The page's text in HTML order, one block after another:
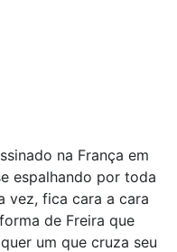
na França em
espalhando por toda
vez, fica cara a cara
de Freira que
um que cruza seu